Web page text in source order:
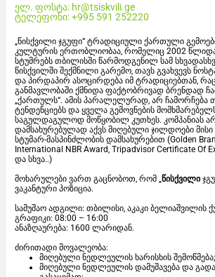
ელ. ფოსტა: hr@tsiskvili.ge
ტელეფონი:+995 591 252220
„წისქვილი ჯგუფი“ ტრადიციული ქართული
კულტურის ერთობლიობაა, რომელიც 2002
სტუმრებს თბილისში წარმოდგენილ სამ
წისქვილში შექმნილი გარემო, თავს გვახვევს
და პირდაპირ ასოცირდება იმ ტრადიციებთან,
განმავლობაში ქმნიდა ფაქტობრივად ბრენდად
„ქართულს“. ამის პარალელურად, არ ჩამორჩება
ტენდენციებს და ყველა გემოვნების
საგულდაგულოდ მოწყობილ კუთხეს. კომპანიას
დამსახურებულად აქვს მიღებული ჯილდოები მისი
სტუმარ-მასპინძლობის დამსახურებით (Golden
International NBR Award, Tripadvisor Certificate Of
და სხვა..)
მოხარულები ვართ გაცნობოთ, რომ „წისქვილი
ვაკანტური პოზიცია.
სამუშაო ადგილი: თბილისი, აკაკი ბელიაშვილის
გრაფიკი: 08:00 – 16:00
ანაზღაურება: 1600 ლარიდან.
ძირითადი მოვალეობა:
მიღებული ნედლეულის ხარისხის შემოწმება;
მიღებული ნედლეულის დამუშავება და